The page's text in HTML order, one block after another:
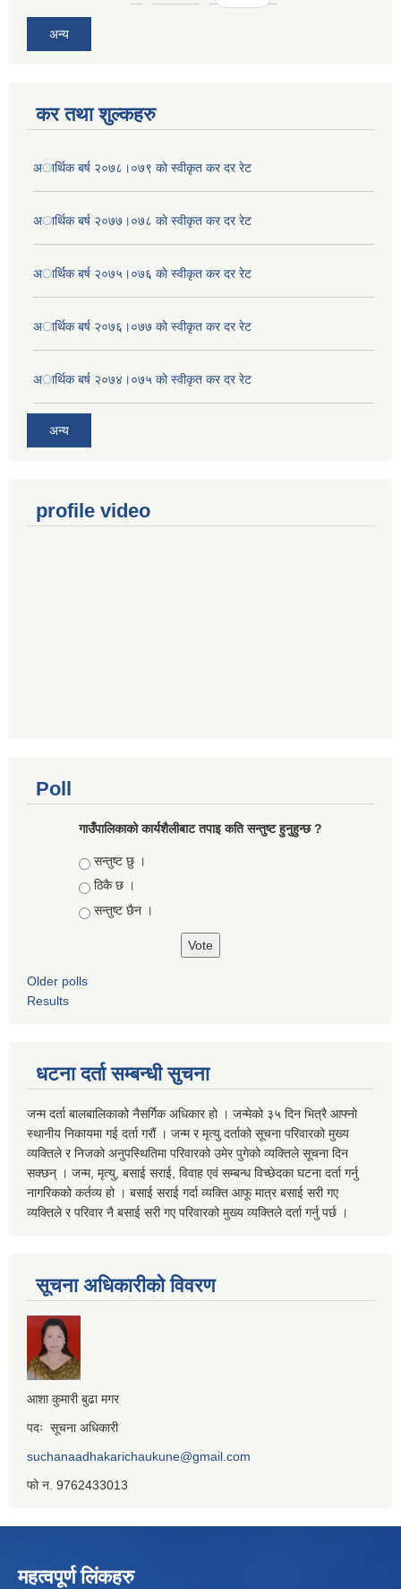
अन्य
कर तथा शुल्कहरु
अार्थिक बर्ष २०७८।०७९ काे स्वीकृत कर दर रेट
अार्थिक बर्ष २०७७।०७८ काे स्वीकृत कर दर रेट
अार्थिक बर्ष २०७५।०७६ काे स्वीकृत कर दर रेट
अार्थिक बर्ष २०७६।०७७ काे स्वीकृत कर दर रेट
अार्थिक बर्ष २०७४।०७५ काे स्वीकृत कर दर रेट
अन्य
profile video
Poll
गाउँपालिकाको कार्यशैलीबाट तपाइ कति सन्तुष्ट हुनुहुन्छ ?
Choices
सन्तुष्ट छु ।
ठिकै छ ।
सन्तुष्ट छैन ।
Older polls
Results
धटना दर्ता सम्बन्धी सुचना
जन्म दर्ता बालबालिकाको नैसर्गिक अधिकार हो । जन्मेको ३५ दिन भित्रै आफ्नो
स्थानीय निकायमा गई दर्ता गरौं । जन्म र मृत्यु दर्ताको सूचना परिवारको मुख्य
व्यक्तिले र निजको अनुपस्थितिमा परिवारको उमेर पुगेको व्यक्तिले सूचना दिन
सक्छन् । जन्म, मृत्यु, बसाई सराई, विवाह एवं सम्बन्ध विच्छेदका घटना दर्ता गर्नु
नागरिकको कर्तव्य हो । बसाई सराई गर्दा व्यक्ति आफू मात्र बसाई सरी गए
व्यक्तिले र परिवार नै बसाई सरी गए परिवारको मुख्य व्यक्तिले दर्ता गर्नु पर्छ ।
सूचना अधिकारीको विवरण
आशा कुमारी बुढा मगर
पदः सूचना अधिकारी
suchanaadhakarichaukune@gmail.com
फो न. 9762433013
महत्वपूर्ण लिंकहरु